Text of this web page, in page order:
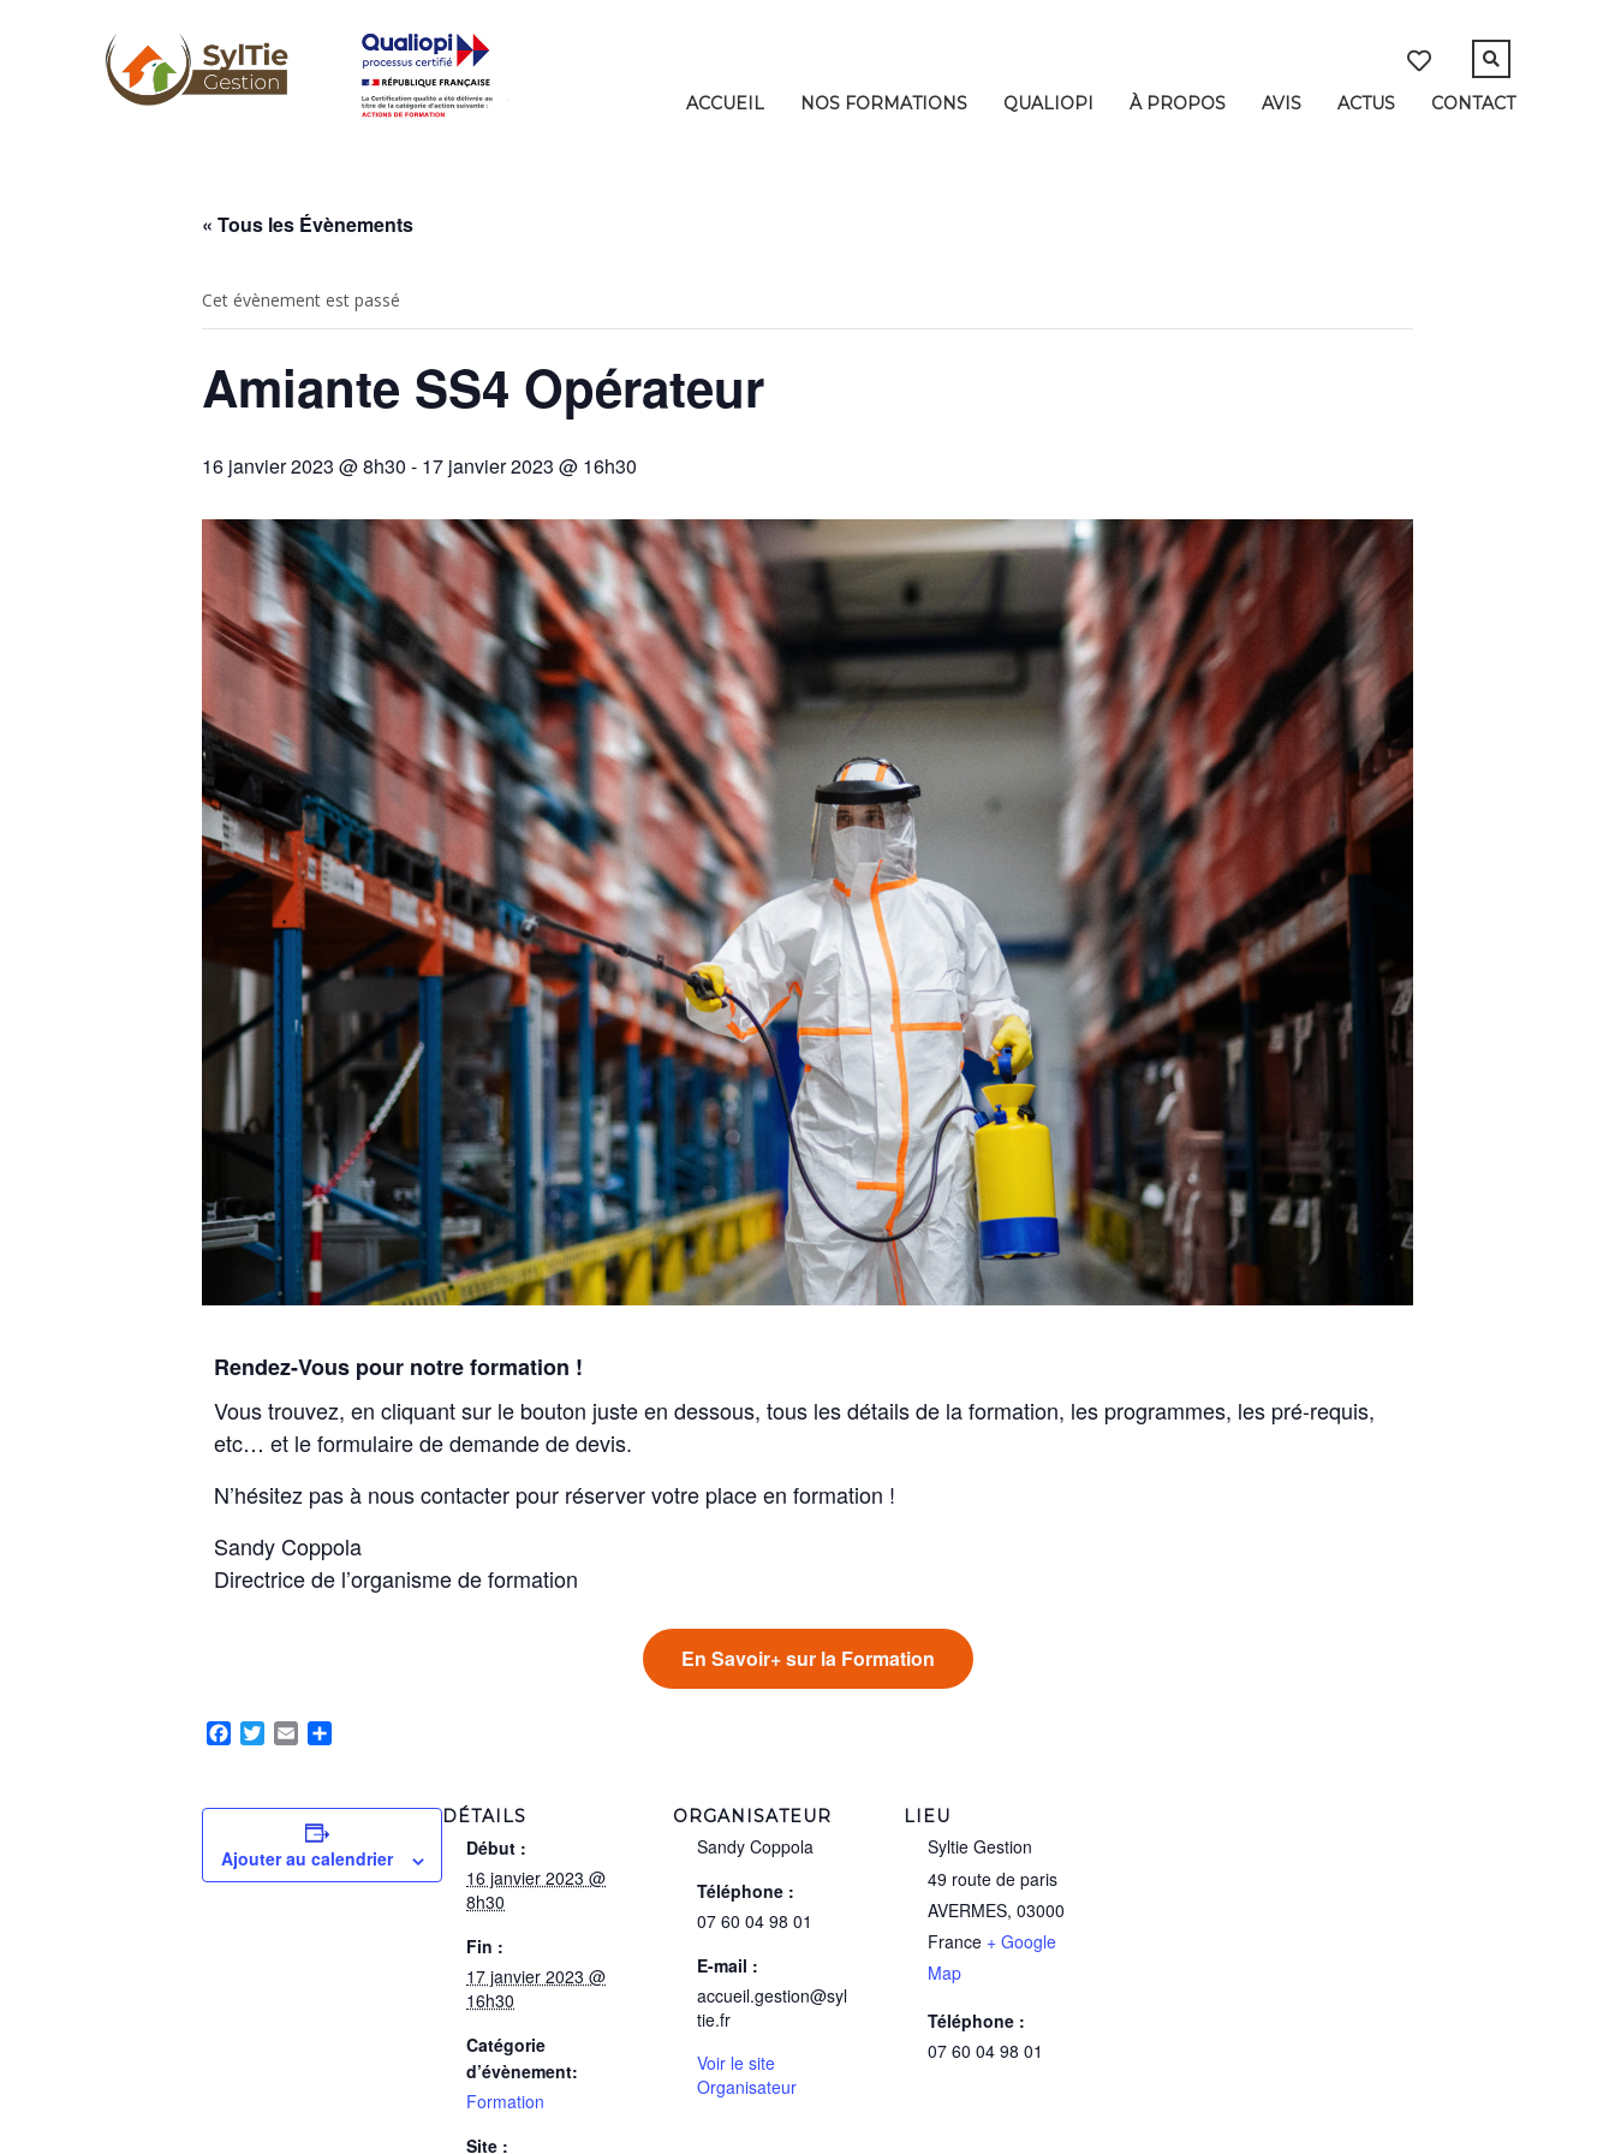
ACCUEIL NOS FORMATIONS QUALIOPI À PROPOS AVIS ACTUS CONTACT
« Tous les Évènements
Cet évènement est passé
Amiante SS4 Opérateur
16 janvier 2023 @ 8h30 - 17 janvier 2023 @ 16h30
Rendez-Vous pour notre formation !
Vous trouvez, en cliquant sur le bouton juste en dessous, tous les détails de la formation, les programmes, les pré-requis,
etc… et le formulaire de demande de devis.
N’hésitez pas à nous contacter pour réserver votre place en formation !
Sandy Coppola
Directrice de l’organisme de formation
En Savoir+ sur la Formation
Facebook
TwitterEmail
Ajouter au calendrier
DÉTAILS
Début :
16 janvier 2023 @
8h30
Fin :
17 janvier 2023 @
16h30
Catégorie
d’évènement:
Formation
Site :
ORGANISATEUR
Sandy Coppola
Téléphone :
07 60 04 98 01
E-mail :
accueil.gestion@syl
tie.fr
Voir le site
Organisateur
LIEU
Syltie Gestion
49 route de paris
AVERMES, 03000
France + Google
Map
Téléphone :
07 60 04 98 01